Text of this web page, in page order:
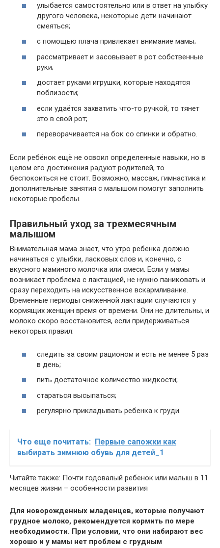
улыбается самостоятельно или в ответ на улыбку
другого человека, некоторые дети начинают
смеяться;
с помощью плача привлекает внимание мамы;
рассматривает и засовывает в рот собственные
руки;
достает руками игрушки, которые находятся
поблизости;
если удаётся захватить что-то ручкой, то тянет
это в свой рот;
переворачивается на бок со спинки и обратно.
Если ребёнок ещё не освоил определенные навыки, но в
целом его достижения радуют родителей, то
беспокоиться не стоит. Возможно, массаж, гимнастика и
дополнительные занятия с малышом помогут заполнить
некоторые пробелы.
Правильный уход за трехмесячным
малышом
Внимательная мама знает, что утро ребенка должно
начинаться с улыбки, ласковых слов и, конечно, с
вкусного маминого молочка или смеси. Если у мамы
возникает проблема с лактацией, не нужно паниковать и
сразу переходить на искусственное вскармливание.
Временные периоды сниженной лактации случаются у
кормящих женщин время от времени. Они не длительны, и
молоко скоро восстановится, если придерживаться
некоторых правил:
следить за своим рационом и есть не менее 5 раз
в день;
пить достаточное количество жидкости;
стараться высыпаться;
регулярно прикладывать ребенка к груди.
Что еще почитать:
Первые сапожки как
выбирать зимнюю обувь для детей_1
Читайте также: Почти годовалый ребенок или малыш в 11
месяцев жизни – особенности развития
Для новорожденных младенцев, которые получают
грудное молоко, рекомендуется кормить по мере
необходимости. При условии, что они набирают вес
хорошо и у мамы нет проблем с грудным